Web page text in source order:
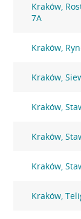
Kraków,
7A
Kraków,
Kraków,
Kraków,
Kraków,
Kraków,
Kraków,